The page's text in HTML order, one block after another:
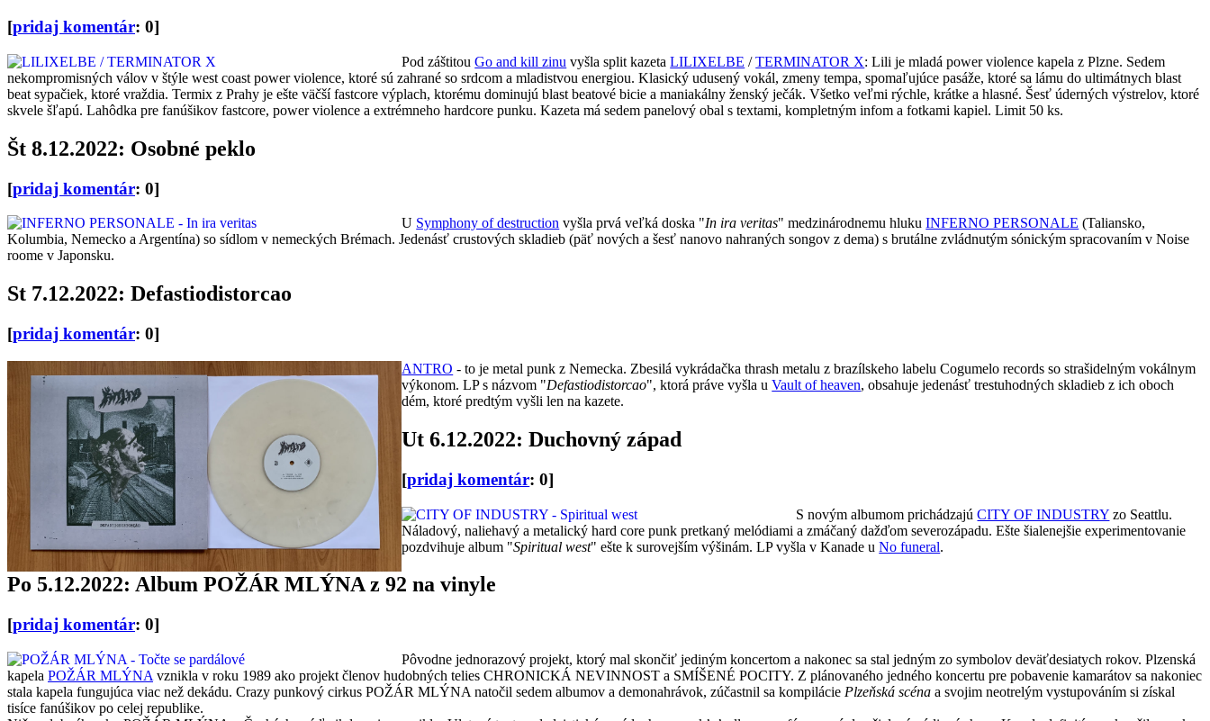
[pridaj komentár: 0]
Pod záštitouGo and kill zinu vyšla split kazetaLILIXELBE /TERMINATOR X: Lili je mladá power violence kapela z Plzne. Sedem
nekompromisných válov v štýle west coast power violence, ktoré sú zahrané so srdcom a mladistvou energiou. Klasický udusený vokál, zmeny tempa, spomaľujúce pasáže, ktoré sa lámu do ultimátnych blast
beat sypačiek, ktoré vraždia. Termix z Prahy je ešte väčší fastcore výplach, ktorému dominujú blast beatové bicie a maniakálny ženský ječák. Všetko veľmi rýchle, krátke a hlasné. Šesť úderných výstrelov, ktoré
skvele šľapú. Lahôdka pre fanúšikov fastcore, power violence a extrémneho hardcore punku. Kazeta má sedem panelový obal s textami, kompletným infom a fotkami kapiel. Limit 50 ks.
Št 8.12.2022: Osobné peklo
[pridaj komentár: 0]
U Symphony of destruction vyšla prvá veľká doska "In ira veritas" medzinárodnemu hlukuINFERNO PERSONALE (Taliansko,
Kolumbia, Nemecko a Argentína) so sídlom v nemeckých Brémach. Jedenásť crustových skladieb (päť nových a šesť nanovo nahraných songov z dema) s brutálne zvládnutým sónickým spracovaním v Noise
roome v Japonsku.
St 7.12.2022: Defastiodistorcao
[pridaj komentár: 0]
ANTRO - to je metal punk z Nemecka. Zbesilá vykrádačka thrash metalu z brazílskeho labelu Cogumelo records so strašidelným vokálnym
výkonom. LP s názvom "Defastiodistorcao", ktorá práve vyšla uVault of heaven, obsahuje jedenásť trestuhodných skladieb z ich oboch
dém, ktoré predtým vyšli len na kazete.
Ut 6.12.2022: Duchovný západ
[pridaj komentár: 0]
S novým albumom prichádzajúCITY OF INDUSTRY zo Seattlu.
Náladový, naliehavý a metalický hard core punk pretkaný melódiami a zmáčaný dažďom severozápadu. Ešte šialenejšie experimentovanie
pozdvihuje album "Spiritual west" ešte k surovejším výšinám. LP vyšla v Kanade uNo funeral.
Po 5.12.2022: Album POŽÁR MLÝNA z 92 na vinyle
[pridaj komentár: 0]
Pôvodne jednorazový projekt, ktorý mal skončiť jediným koncertom a nakonec sa stal jedným zo symbolov deväťdesiatych rokov. Plzenská
kapela POŽÁR MLÝNA vznikla v roku 1989 ako projekt členov hudobných telies CHRONICKÁ NEVINNOST a SMÍŠENÉ POCITY. Z plánovaného jedného koncertu pre pobavenie kamarátov sa nakoniec
stala kapela fungujúca viac než dekádu. Crazy punkový cirkus POŽÁR MLÝNA natočil sedem albumov a demonahrávok, zúčastnil sa kompilácie Plzeňská scéna a svojim neotrelým vystupováním si získal
tisíce fanúšikov po celej republike.